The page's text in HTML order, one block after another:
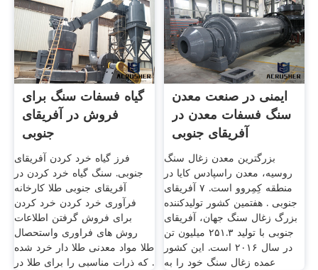
گیاه فسفات سنگ برای
فروش در آفریقای
جنوبی
فرز گیاه خرد کردن آفریقای
جنوبی. سنگ گیاه خرد کردن در
آفریقای جنوبی طلا کارخانه
فرآوری خرد کردن خرد کردن
برای فروش گرفتن اطلاعات
روش های فراوری واستحصال
طلا مواد معدنی طلا دار خرد شده
كه ذرات مناسبی را برای طلا در .
ایمنی در صنعت معدن
سنگ فسفات معدن در
آفریقای جنوبی
بزرگترین معدن زغال سنگ
روسیه، معدن راسپادس کایا در
منطقه کِمِروو است. ۷ آفریقای
جنوبی . هفتمین کشور تولیدکننده
بزرگ زغال سنگ جهان، آفریقای
جنوبی با تولید ۲۵۱.۳ میلیون تن
در سال ۲۰۱۶ است. این کشور
عمده زغال سنگ خود را به